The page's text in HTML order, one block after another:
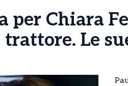
per Chiara
Le